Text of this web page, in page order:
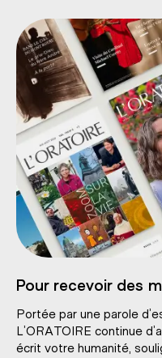
Pour recevoir des
Portée par une parole
L’ORATOIRE continue
écrit votre humanité,